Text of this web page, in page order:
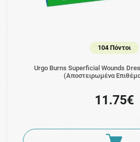
104 Πόντοι
Urgo Burns Superficial Wounds
(Αποστειρωμένα
11.75€